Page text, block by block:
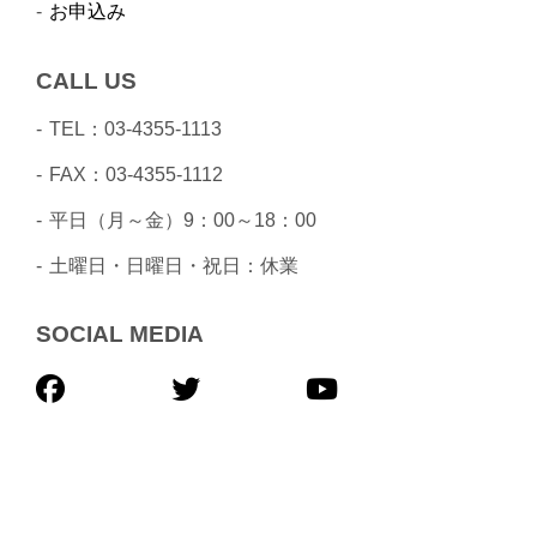
お申込み
CALL US
TEL：03-4355-1113
FAX：03-4355-1112
平日（月～金）9：00～18：00
土曜日・日曜日・祝日：休業
SOCIAL MEDIA